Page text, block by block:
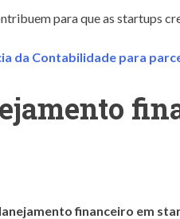
para que as startups
da Contabilidade para
financeiro em